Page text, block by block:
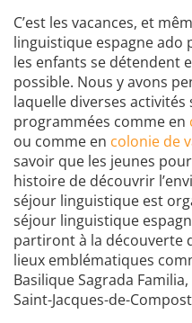
C’est les vacances, et
linguistique espagne ado
les enfants se détendent
possible. Nous y avons
laquelle diverses
programmées comme en
ou comme en colonie de
savoir que les jeunes
histoire de découvrir
séjour linguistique est
séjour linguistique
partiront à la découverte
lieux emblématiques
Basilique Sagrada
Saint-Jacques-de-